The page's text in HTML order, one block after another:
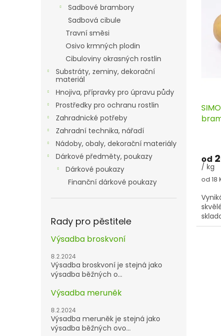
Sadbové brambory
Sadbová cibule
Travní směsi
Osivo krmných plodin
Cibuloviny okrasných rostlin
Substráty, zeminy, dekorační
materiál
Hnojiva, přípravky pro úpravu půdy
Prostředky pro ochranu rostlin
Zahradnické potřeby
Zahradní technika, nářadí
Nádoby, obaly, dekorační materiály
Dárkové předměty, poukazy
Dárkové poukazy
Finanční dárkové poukazy
Rady pro pěstitele
Výsadba broskvoní
8.2.2024
Výsadba broskvoní je stejná jako
výsadba běžných o...
Výsadba meruněk
8.2.2024
Výsadba meruněk je stejná jako
výsadba běžných ovo...
od
/ kg
Měrná
od 18